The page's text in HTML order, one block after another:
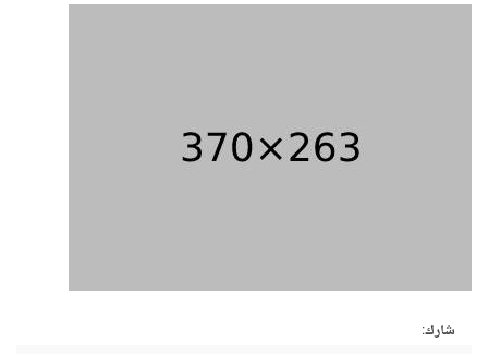
شارك: